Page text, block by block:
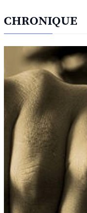
CHRONIQUE